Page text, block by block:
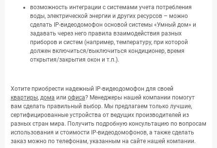
возможность интеграции с системами учета потребления
воды, электрической энергии и других ресурсов – можно
сделать IP-видеодомофон основой системы «Умный дом» и
задавать через него правила взаимодействия разных
приборов и систем (например, температуру, при которой
должен включиться/выключиться кондиционер, время
открытия/закрытия окон и т.п.).
Хотите приобрести надежный IP-видеодомофон для своей
квартиры, дома или офиса? Менеджеры нашей компании помогут
вам сделать правильный выбор. Мы предлагаем только лучшие,
сертифицированные устройства от ведущих производителей из
разных стран мира. Получить подробную консультацию по вопросам
использования и стоимости IP-видеодомофонов, а также сделать
заказ можно по телефонам, указанным на сайте нашей компании.